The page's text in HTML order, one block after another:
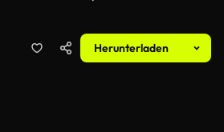
Herunterladen